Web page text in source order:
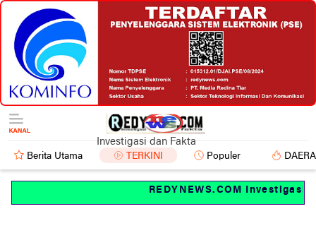
Investigasi dan Fakta
Berita Utama TERKINI Populer
REDYNEWS.COM Investigasi dan